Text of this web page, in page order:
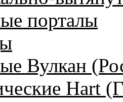
порталы
Вулкан
Hart